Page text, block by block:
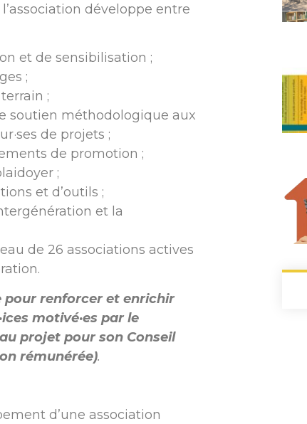
développe entre
et de sensibilisation ;
;
;
soutien méthodologique aux
de projets ;
de promotion ;
;
et d’outils ;
et la
de 26 associations actives
renforcer et enrichir
motivé·es par le
projet pour son Conseil
rémunérée).
d’une association